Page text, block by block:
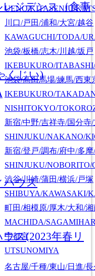
UENO/KITASENJU/
川口/戸田/浦和/大宮/越谷
KAWAGUCHI/TODA/
池袋/板橋/志木/川越/坂戸
IKEBUKURO/
池袋/高田馬場/練馬/西東
IKEBUKURO/
NISHITOKYO/
新宿/中野/吉祥寺/国分寺
SHINJUKU/NAKANO/
新宿/登戸/調布/府中/多
SHINJUKU/
渋谷/川崎/蒲田/横浜/戸塚
SHIBUYA/KAWASAKI/
町田/相模原/厚木/大和/湘
MACHIDA/
宇都宮
UTSUNOMIYA
名古屋/千種/東山/日進/
レジデンス（食事
くじい)
ハウス
ス(2023年春リ